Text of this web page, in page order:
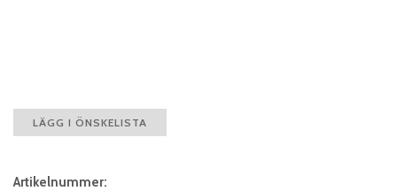
LÄGG I ÖNSKELISTA
Artikelnummer: